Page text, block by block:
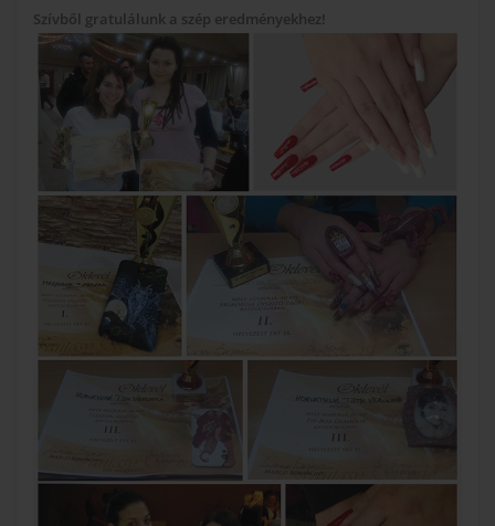
Szívből gratulálunk a szép eredményekhez!